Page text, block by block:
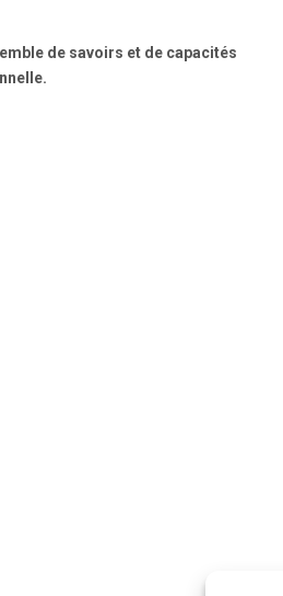
de savoirs et de capacités